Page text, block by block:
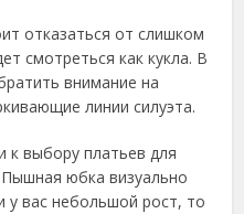
отказаться от слишком
смотреться как кукла. В
внимание на
линии силуэта.
к выбору платьев для
юбка визуально
у вас небольшой рост, то